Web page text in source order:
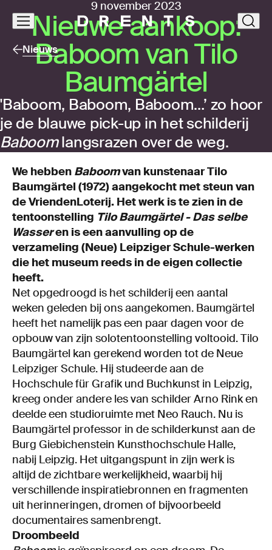
Navigatie
overslaan
Nieuws
9 november 2023
Nieu­we aan­koop:
Baboom van Tilo
Baum­gär­tel
'Baboom, Baboom, Baboom…’ zo hoor
je de blauwe pick-up in het schilderij
Baboomlangsrazen over de weg.
We hebben Baboomvan kunstenaar Tilo
Baumgärtel (1972) aangekocht met steun van
de VriendenLoterij. Het werk is te zien in de
tentoonstelling Tilo Baumgärtel - Das selbe
Wasseren is een aanvulling op de
verzameling (Neue) Leipziger Schule-werken
die het museum reeds in de eigen collectie
heeft.
Net opgedroogd is het schilderij een aantal
weken geleden bij ons aangekomen. Baumgärtel
heeft het namelijk pas een paar dagen voor de
opbouw van zijn solotentoonstelling voltooid. Tilo
Baumgärtel kan gerekend worden tot de Neue
Leipziger Schule. Hij studeerde aan de
Hochschule für Grafik und Buchkunst in Leipzig,
kreeg onder andere les van schilder Arno Rink en
deelde een studioruimte met Neo Rauch. Nu is
Baumgärtel professor in de schilderkunst aan de
Burg Giebichenstein Kunsthochschule Halle,
nabij Leipzig. Het uitgangspunt in zijn werk is
altijd de zichtbare werkelijkheid, waarbij hij
verschillende inspiratiebronnen en fragmenten
uit herinneringen, dromen of bijvoorbeeld
documentaires samenbrengt.
Droombeeld